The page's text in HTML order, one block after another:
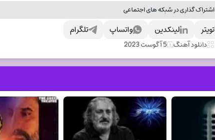
اشتراک گذاری در شبکه های اجتماعی
تلگرام واتساپ لینکدین تویتر
دانلود آهنگ 5 آگوست 2023